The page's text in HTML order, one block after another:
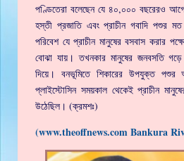
পণ্ডিতেরা বলেছেন যে ৪০,০০০ বছরেরও
হস্তী প্রজাতি এবং প্রাচীন গবাদি পশুর
পরিবেশ যে প্রাচীন মানুষের বসবাস করার
বোঝা যায়। তখনকার মানুষের জনবসতি
দিয়ে। বনভূমিতে শিকারের উপযুক্ত
প্লাইস্টোসিন সময়কাল থেকেই প্রাচীন
উঠেছিল। (ক্রমশঃ)
(www.theoffnews.com Bankura